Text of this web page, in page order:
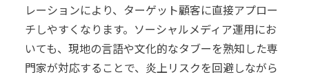
レーションにより、ターゲット顧客に直接アプロー
チしやすくなります。ソーシャルメディア運用にお
いても、現地の言語や文化的なタブーを熟知した専
門家が対応することで、炎上リスクを回避しながら